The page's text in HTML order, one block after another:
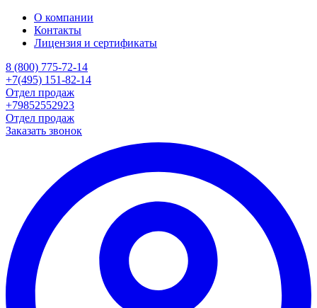
О компании
Контакты
Лицензия и сертификаты
8 (800) 775-72-14
+7(495) 151-82-14
Отдел продаж
+79852552923
Отдел продаж
Заказать звонок